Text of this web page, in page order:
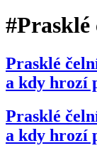
#Prasklé
Prasklé
a kdy hrozí
Prasklé
a kdy hrozí